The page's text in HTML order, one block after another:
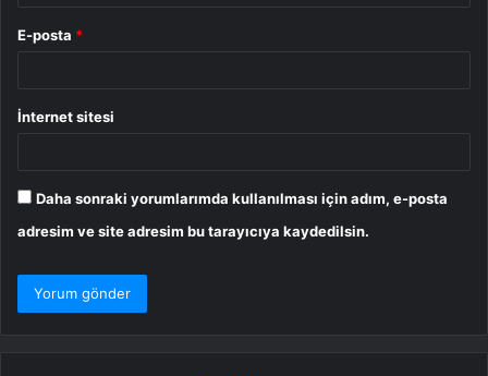
E-posta *
İnternet sitesi
Daha sonraki yorumlarımda kullanılması için adım, e-posta
adresim ve site adresim bu tarayıcıya kaydedilsin.